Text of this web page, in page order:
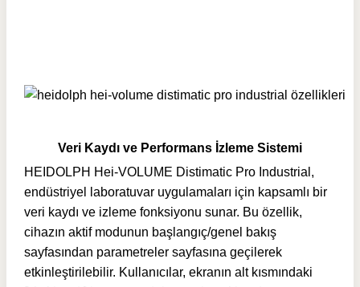
Veri Kaydı ve Performans İzleme Sistemi
HEIDOLPH Hei-VOLUME Distimatic Pro Industrial,
endüstriyel laboratuvar uygulamaları için kapsamlı bir
veri kaydı ve izleme fonksiyonu sunar. Bu özellik,
cihazın aktif modunun başlangıç/genel bakış
sayfasından parametreler sayfasına geçilerek
etkinleştirilebilir. Kullanıcılar, ekranın alt kısmındaki